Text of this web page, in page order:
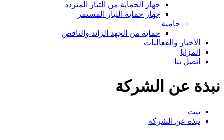
جهاز الحماية من التيار المتردد
جهاز حماية التيار المستمر
حامية
حماية من الجهد الزائد والناقص
الأخبار والفعاليات
المزايا
اتصل بنا
نبذة عن الشركة
بيت
نبذة عن الشركة